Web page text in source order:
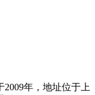
年，地址位于上